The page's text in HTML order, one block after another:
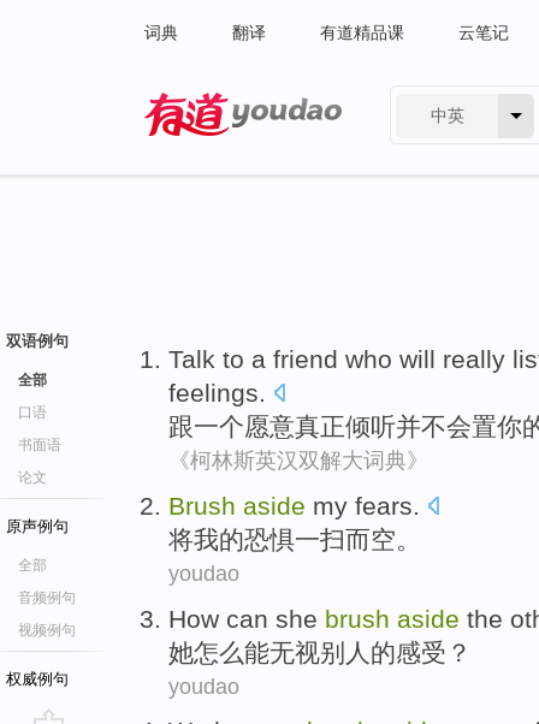
词典 翻译 有道精品课 云笔记
中英
双语例句
全部
口语
书面语
论文
原声例句
全部
音频例句
视频例句
权威例句
Talk to a friend who will really
feelings.
跟一个愿意真正倾听并不会置你
《柯林斯英汉双解大词典》
Brush aside my fears.
将我的恐惧一扫而空。
youdao
How can she brush aside the
她怎么能无视别人 的感受 ？
youdao